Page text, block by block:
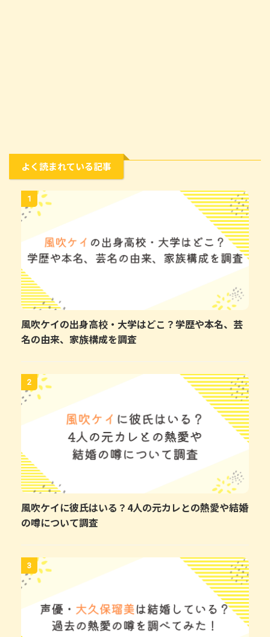
よく読まれている記事
1
風吹ケイの出身高校・大学はどこ？学歴や本名、芸
名の由来、家族構成を調査
2
風吹ケイに彼氏はいる？4人の元カレとの熱愛や結婚
の噂について調査
3